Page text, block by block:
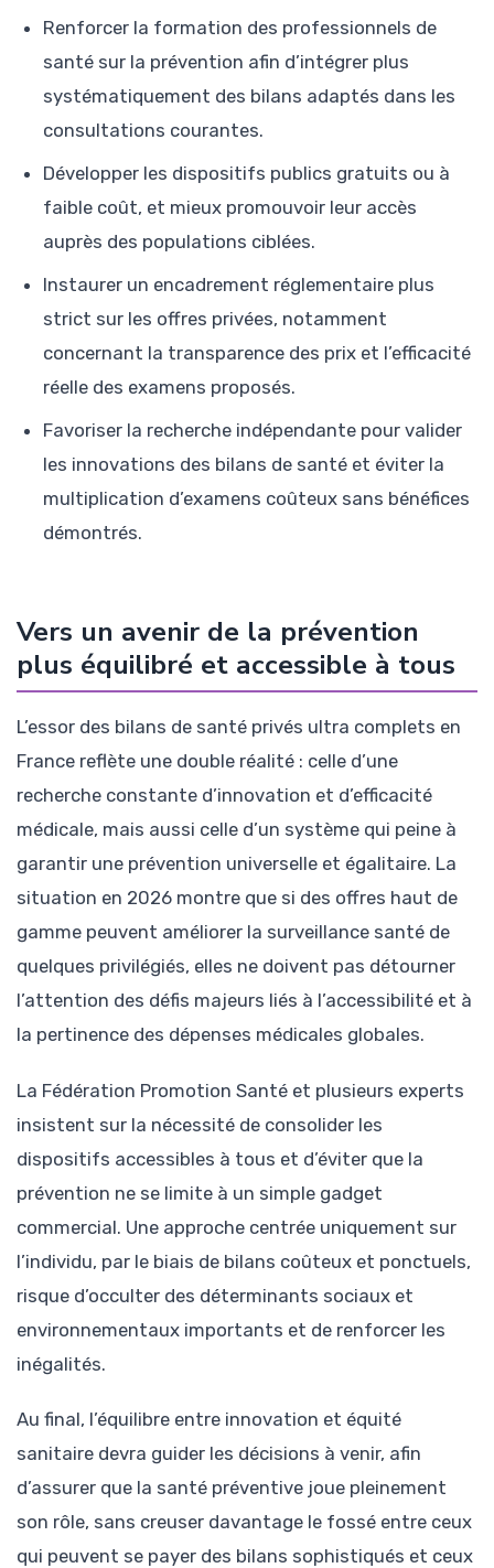
Renforcer la formation des professionnels de
santé sur la prévention afin d’intégrer plus
systématiquement des bilans adaptés dans les
consultations courantes.
Développer les dispositifs publics gratuits ou à
faible coût, et mieux promouvoir leur accès
auprès des populations ciblées.
Instaurer un encadrement réglementaire plus
strict sur les offres privées, notamment
concernant la transparence des prix et l’efficacité
réelle des examens proposés.
Favoriser la recherche indépendante pour valider
les innovations des bilans de santé et éviter la
multiplication d’examens coûteux sans bénéfices
démontrés.
Vers un avenir de la prévention
plus équilibré et accessible à tous
L’essor des bilans de santé privés ultra complets en
France reflète une double réalité : celle d’une
recherche constante d’innovation et d’efficacité
médicale, mais aussi celle d’un système qui peine à
garantir une prévention universelle et égalitaire. La
situation en 2026 montre que si des offres haut de
gamme peuvent améliorer la surveillance santé de
quelques privilégiés, elles ne doivent pas détourner
l’attention des défis majeurs liés à l’accessibilité et à
la pertinence des dépenses médicales globales.
La Fédération Promotion Santé et plusieurs experts
insistent sur la nécessité de consolider les
dispositifs accessibles à tous et d’éviter que la
prévention ne se limite à un simple gadget
commercial. Une approche centrée uniquement sur
l’individu, par le biais de bilans coûteux et ponctuels,
risque d’occulter des déterminants sociaux et
environnementaux importants et de renforcer les
inégalités.
Au final, l’équilibre entre innovation et équité
sanitaire devra guider les décisions à venir, afin
d’assurer que la santé préventive joue pleinement
son rôle, sans creuser davantage le fossé entre ceux
qui peuvent se payer des bilans sophistiqués et ceux